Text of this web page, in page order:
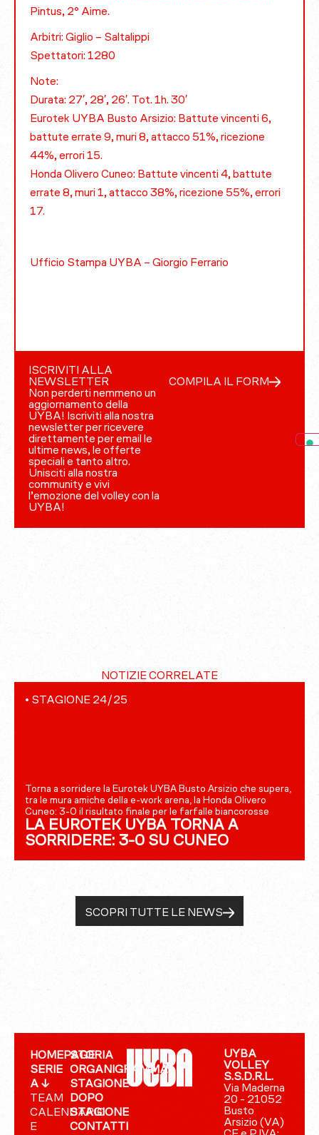
Pintus, 2° Aime.
Arbitri: Giglio – Saltalippi
Spettatori: 1280
Note:
Durata: 27′, 28′, 26′. Tot. 1h. 30′
Eurotek UYBA Busto Arsizio: Battute vincenti 6,
battute errate 9, muri 8, attacco 51%, ricezione
44%, errori 15.
Honda Olivero Cuneo: Battute vincenti 4, battute
errate 8, muri 1, attacco 38%, ricezione 55%, errori
17.
Ufficio Stampa UYBA – Giorgio Ferrario
ISCRIVITI ALLA
NEWSLETTER
Non perderti nemmeno un
aggiornamento della
UYBA! Iscriviti alla nostra
newsletter per ricevere
direttamente per email le
ultime news, le offerte
speciali e tanto altro.
Unisciti alla nostra
community e vivi
l’emozione del volley con la
UYBA!
COMPILA IL FORM
NOTIZIE CORRELATE
• STAGIONE 24/25
Torna a sorridere la Eurotek UYBA Busto Arsizio che supera,
tra le mura amiche della e-work arena, la Honda Olivero
Cuneo: 3-0 il risultato finale per le farfalle biancorosse
LA EUROTEK UYBA TORNA A
SORRIDERE: 3-0 SU CUNEO
SCOPRI TUTTE LE NEWS
HOMEPAGE
SERIE
A ↓
TEAM
CALENDARIO
E
STORIA
ORGANIGRAMMA
STAGIONE
DOPO
STAGIONE
CONTATTI
UYBA
VOLLEY
S.S.D.R.L.
Via Maderna
20 - 21052
Busto
Arsizio (VA)